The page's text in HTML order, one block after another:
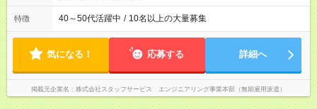
特徴 40～50代活躍中 / 10名以上の大量募集
気になる！ 応募する 詳細へ
掲載元企業名 株式会社スタッフサービス エンジニアリング事業本部（無期雇用派遣）